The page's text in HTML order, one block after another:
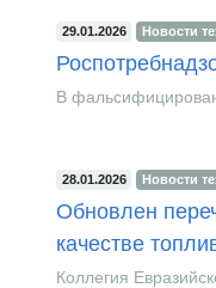
29.01.2026 Новости
В
28.01.2026 Новости
Обновлен
качестве
Коллегия